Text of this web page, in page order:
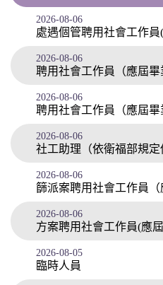
2026-08-06
處遇個管聘用社會工作
2026-08-06
聘用社會工作員（應屆畢
2026-08-06
聘用社會工作員（應屆畢
2026-08-06
社工助理（依衛福部規
部3年級以上或研究所在
2026-08-06
篩派案聘用社會工作員（
2026-08-06
方案聘用社會工作員(應
2026-08-05
臨時人員